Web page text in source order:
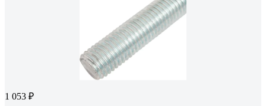
1 053 ₽